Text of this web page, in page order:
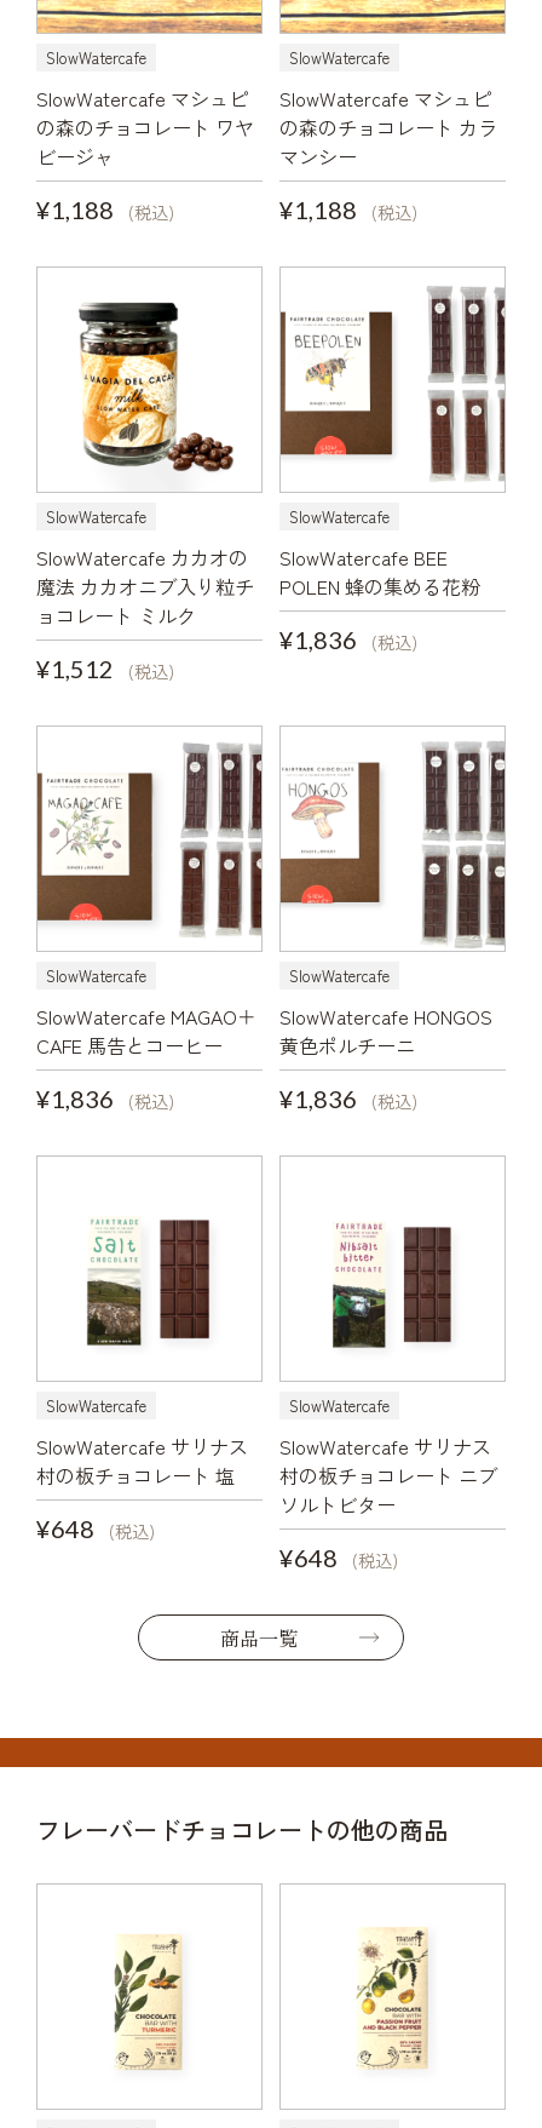
SlowWatercafe
SlowWatercafe マシュピ
の森のチョコレート ワヤ
ビージャ
¥1,188
(税込)
SlowWatercafe
SlowWatercafe マシュピ
の森のチョコレート カラ
マンシー
¥1,188
(税込)
SlowWatercafe
SlowWatercafe カカオの
魔法 カカオニブ入り粒チ
ョコレート ミルク
¥1,512
(税込)
SlowWatercafe
SlowWatercafe BEE
POLEN 蜂の集める花粉
¥1,836
(税込)
SlowWatercafe
SlowWatercafe MAGAO＋
CAFE 馬告とコーヒー
¥1,836
(税込)
SlowWatercafe
SlowWatercafe HONGOS
黄色ポルチーニ
¥1,836
(税込)
SlowWatercafe
SlowWatercafe サリナス
村の板チョコレート 塩
¥648
(税込)
SlowWatercafe
SlowWatercafe サリナス
村の板チョコレート ニブ
ソルトビター
¥648
(税込)
商品一覧
フレーバードチョコレートの他の商品